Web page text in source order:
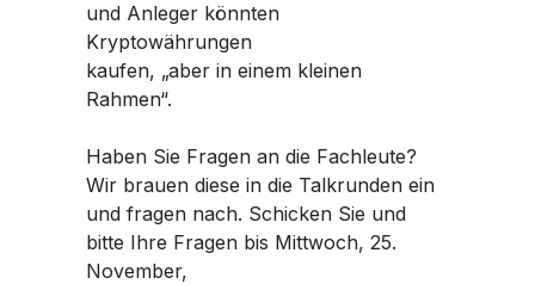
und Anleger könnten
Kryptowährungen
kaufen, „aber in einem kleinen
Rahmen“.
Haben Sie Fragen an die Fachleute?
Wir brauen diese in die Talkrunden ein
und fragen nach. Schicken Sie und
bitte Ihre Fragen bis Mittwoch, 25.
November,